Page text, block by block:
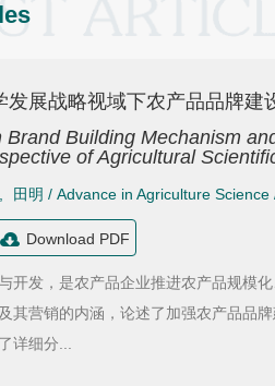
发展战略视域下农产品品牌建
Brand Building Mechanism
of Agricultural
田明 / Advance in Agriculture Science
Download PDF
开发，是农产品企业推进农产品规模
其营销的内涵，论述了加强农产品品
详细分...